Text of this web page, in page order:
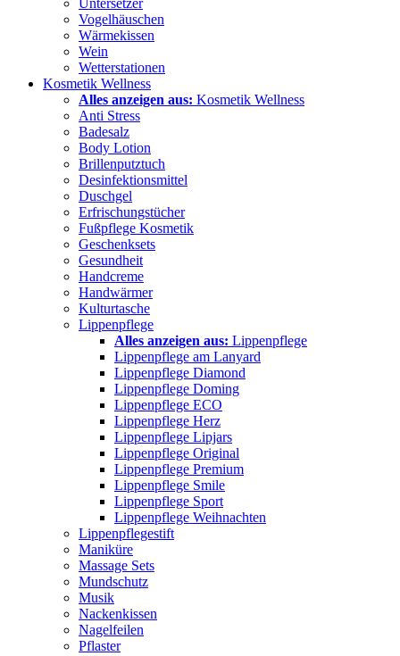
Untersetzer
Vogelhäuschen
Wärmekissen
Wein
Wetterstationen
Kosmetik Wellness
Alles anzeigen aus: Kosmetik Wellness
Anti Stress
Badesalz
Body Lotion
Brillenputztuch
Desinfektionsmittel
Duschgel
Erfrischungstücher
Fußpflege Kosmetik
Geschenksets
Gesundheit
Handcreme
Handwärmer
Kulturtasche
Lippenpflege
Alles anzeigen aus: Lippenpflege
Lippenpflege am Lanyard
Lippenpflege Diamond
Lippenpflege Doming
Lippenpflege ECO
Lippenpflege Herz
Lippenpflege Lipjars
Lippenpflege Original
Lippenpflege Premium
Lippenpflege Smile
Lippenpflege Sport
Lippenpflege Weihnachten
Lippenpflegestift
Maniküre
Massage Sets
Mundschutz
Musik
Nackenkissen
Nagelfeilen
Pflaster